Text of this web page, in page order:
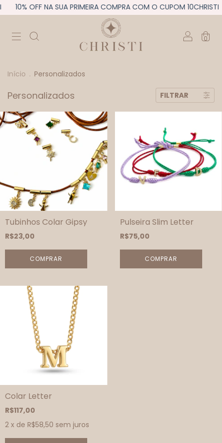
10% OFF NA SUA PRIMEIRA COMPRA COM O CUPOM 10CHRISTI
0
Início . Personalizados
Personalizados FILTRAR
Tubinhos Colar Gipsy
R$23,00
COMPRAR
Pulseira Slim Letter
R$75,00
COMPRAR
Colar Letter
R$117,00
2 x de R$58,50 sem juros